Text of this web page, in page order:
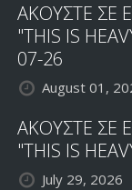
ΑΚΟΥΣΤΕ
"THIS IS
07-26
August 01,
ΑΚΟΥΣΤΕ
"THIS IS
July 29, 2026